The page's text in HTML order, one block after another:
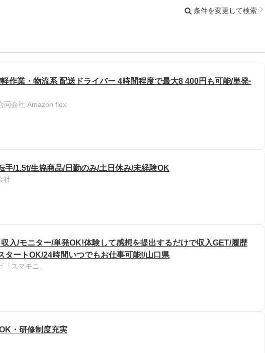
条件を変更して検索
軽作業・物流系 配送ドライバー 4時間程度で最大8 400円も可能/単発·
同会社 Amazon flex
手/1.5t/生協商品/日勤のみ/土日休み/未経験OK
社
入/モニター/単発OK!体験して感想を提出するだけで収入GET/履歴
タートOK/24時間いつでもお仕事可能!/山口県
スマモニ」
・研修制度充実